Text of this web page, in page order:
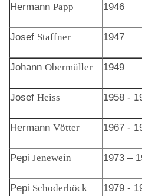
Hermann Papp 1946
Josef Staffner 1947
Johann Obermüller 1949
Josef Heiss 1958 -
Hermann Vötter 1967 -
Pepi Jenewein 1973 –
Pepi Schoderböck 1979 -